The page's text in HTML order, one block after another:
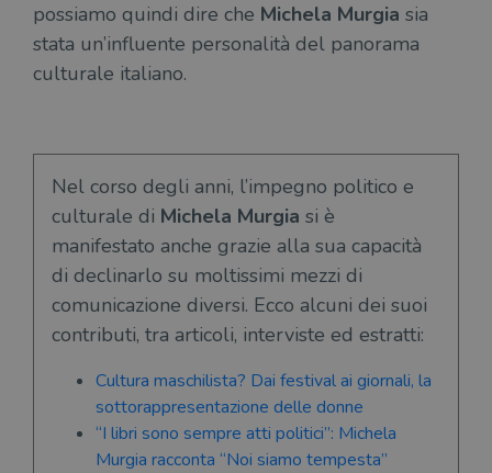
possiamo quindi dire che Michela Murgia sia
stata un’influente personalità del panorama
culturale italiano.
Nel corso degli anni, l’impegno politico e
culturale di Michela Murgia si è
manifestato anche grazie alla sua capacità
di declinarlo su moltissimi mezzi di
comunicazione diversi. Ecco alcuni dei suoi
contributi, tra articoli, interviste ed estratti:
Cultura maschilista? Dai festival ai giornali, la
sottorappresentazione delle donne
“I libri sono sempre atti politici”: Michela
Murgia racconta “Noi siamo tempesta”